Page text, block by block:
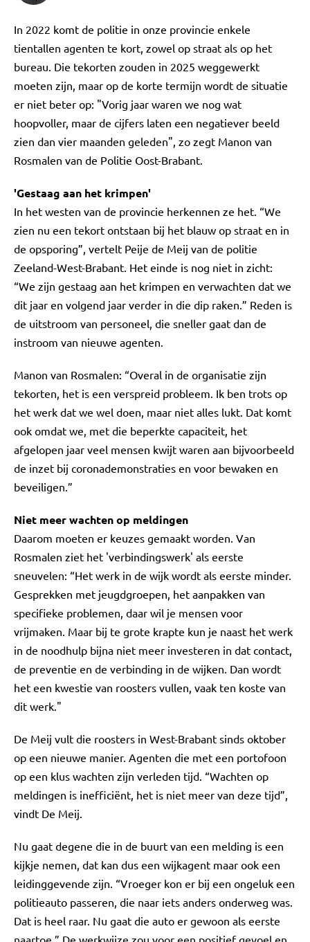
In 2022 komt de politie in onze provincie enkele
tientallen agenten te kort, zowel op straat als op het
bureau. Die tekorten zouden in 2025 weggewerkt
moeten zijn, maar op de korte termijn wordt de situatie
er niet beter op: "Vorig jaar waren we nog wat
hoopvoller, maar de cijfers laten een negatiever beeld
zien dan vier maanden geleden", zo zegt Manon van
Rosmalen van de Politie Oost-Brabant.
'Gestaag aan het krimpen'
In het westen van de provincie herkennen ze het. “We
zien nu een tekort ontstaan bij het blauw op straat en in
de opsporing”, vertelt Peije de Meij van de politie
Zeeland-West-Brabant. Het einde is nog niet in zicht:
“We zijn gestaag aan het krimpen en verwachten dat we
dit jaar en volgend jaar verder in die dip raken.” Reden is
de uitstroom van personeel, die sneller gaat dan de
instroom van nieuwe agenten.
Manon van Rosmalen: “Overal in de organisatie zijn
tekorten, het is een verspreid probleem. Ik ben trots op
het werk dat we wel doen, maar niet alles lukt. Dat komt
ook omdat we, met die beperkte capaciteit, het
afgelopen jaar veel mensen kwijt waren aan bijvoorbeeld
de inzet bij coronademonstraties en voor bewaken en
beveiligen.”
Niet meer wachten op meldingen
Daarom moeten er keuzes gemaakt worden. Van
Rosmalen ziet het 'verbindingswerk' als eerste
sneuvelen: “Het werk in de wijk wordt als eerste minder.
Gesprekken met jeugdgroepen, het aanpakken van
specifieke problemen, daar wil je mensen voor
vrijmaken. Maar bij te grote krapte kun je naast het werk
in de noodhulp bijna niet meer investeren in dat contact,
de preventie en de verbinding in de wijken. Dan wordt
het een kwestie van roosters vullen, vaak ten koste van
dit werk."
De Meij vult die roosters in West-Brabant sinds oktober
op een nieuwe manier. Agenten die met een portofoon
op een klus wachten zijn verleden tijd. “Wachten op
meldingen is inefficiënt, het is niet meer van deze tijd”,
vindt De Meij.
Nu gaat degene die in de buurt van een melding is een
kijkje nemen, dat kan dus een wijkagent maar ook een
leidinggevende zijn. “Vroeger kon er bij een ongeluk een
politieauto passeren, die naar iets anders onderweg was.
Dat is heel raar. Nu gaat die auto er gewoon als eerste
naartoe.” De werkwijze zou voor een positief gevoel en